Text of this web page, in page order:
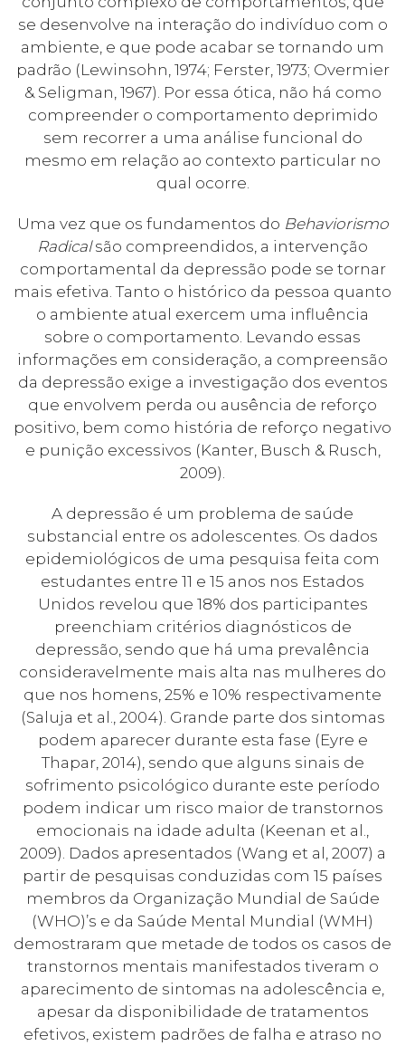
se desenvolve na interação do indivíduo com o
ambiente, e que pode acabar se tornando um
padrão (Lewinsohn, 1974; Ferster, 1973; Overmier
& Seligman, 1967). Por essa ótica, não há como
compreender o comportamento deprimido
sem recorrer a uma análise funcional do
mesmo em relação ao contexto particular no
qual ocorre.
Uma vez que os fundamentos do Behaviorismo
Radicalsão compreendidos, a intervenção
comportamental da depressão pode se tornar
mais efetiva. Tanto o histórico da pessoa quanto
o ambiente atual exercem uma influência
sobre o comportamento. Levando essas
informações em consideração, a compreensão
da depressão exige a investigação dos eventos
que envolvem perda ou ausência de reforço
positivo, bem como história de reforço negativo
e punição excessivos (Kanter, Busch & Rusch,
2009).
A depressão é um problema de saúde
substancial entre os adolescentes. Os dados
epidemiológicos de uma pesquisa feita com
estudantes entre 11 e 15 anos nos Estados
Unidos revelou que 18% dos participantes
preenchiam critérios diagnósticos de
depressão, sendo que há uma prevalência
consideravelmente mais alta nas mulheres do
que nos homens, 25% e 10% respectivamente
(Saluja et al., 2004). Grande parte dos sintomas
podem aparecer durante esta fase (Eyre e
Thapar, 2014), sendo que alguns sinais de
sofrimento psicológico durante este período
podem indicar um risco maior de transtornos
emocionais na idade adulta (Keenan et al.,
2009). Dados apresentados (Wang et al, 2007) a
partir de pesquisas conduzidas com 15 países
membros da Organização Mundial de Saúde
(WHO)’s e da Saúde Mental Mundial (WMH)
demostraram que metade de todos os casos de
transtornos mentais manifestados tiveram o
aparecimento de sintomas na adolescência e,
apesar da disponibilidade de tratamentos
efetivos, existem padrões de falha e atraso no